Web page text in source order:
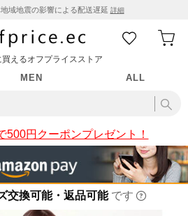
地域地震の影響による配送遅延 詳細
えるオフプライスストア
MEN ALL
500円クーポンプレゼント！
交換可能・返品可能 です